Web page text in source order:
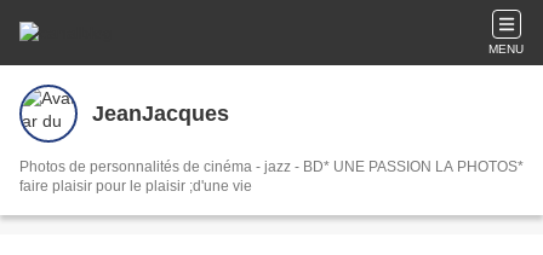
MENU
JeanJacques
Photos de personnalités de cinéma - jazz - BD* UNE PASSION LA PHOTOS*
faire plaisir pour le plaisir ;d'une vie